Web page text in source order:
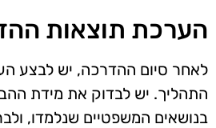
הערכת תוצאות
לאחר סיום ההדרכה, יש לבצע
התהליך. יש לבדוק את מידת
בנושאים המשפטיים שנלמדו,